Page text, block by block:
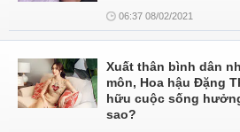
06:37 08/02/2021
Xuất thân bình dân
môn, Hoa hậu Đặng
hữu cuộc sống
sao?